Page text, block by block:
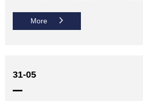
More
31-05